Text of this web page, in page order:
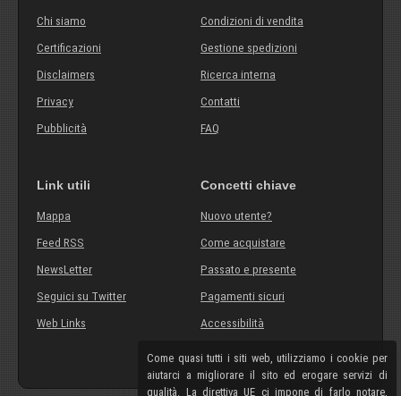
Come quasi tutti i siti web, utilizziamo i cookie per
aiutarci a migliorare il sito ed erogare servizi di
qualità. La direttiva UE ci impone di farlo notare,
Chi siamo
Certificazioni
Disclaimers
Privacy
Pubblicità
Condizioni di vendita
Gestione spedizioni
Ricerca interna
Contatti
FAQ
Link utili
Mappa
Feed RSS
NewsLetter
Seguici su Twitter
Web Links
Concetti chiave
Nuovo utente?
Come acquistare
Passato e presente
Pagamenti sicuri
Accessibilità